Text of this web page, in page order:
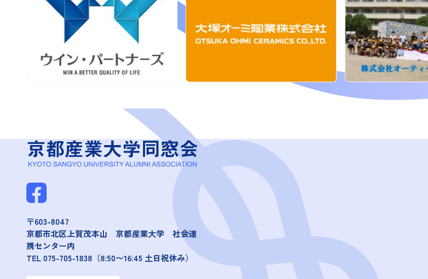
〒603-8047
京都市北区上賀茂本山 京都産業大学 社会連
携センター内
TEL 075-705-1838 （8:50〜16:45 土日祝休み）